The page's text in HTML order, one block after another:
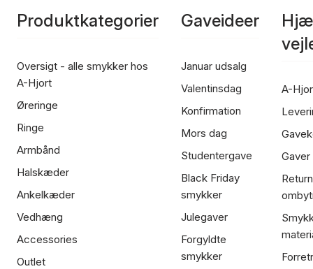
Produktkategorier
Oversigt - alle smykker hos
A-Hjort
Øreringe
Ringe
Armbånd
Halskæder
Ankelkæder
Vedhæng
Accessories
Outlet
Gaveideer
Januar udsalg
Valentinsdag
Konfirmation
Mors dag
Studentergave
Black Friday
smykker
Julegaver
Forgyldte
smykker
A-